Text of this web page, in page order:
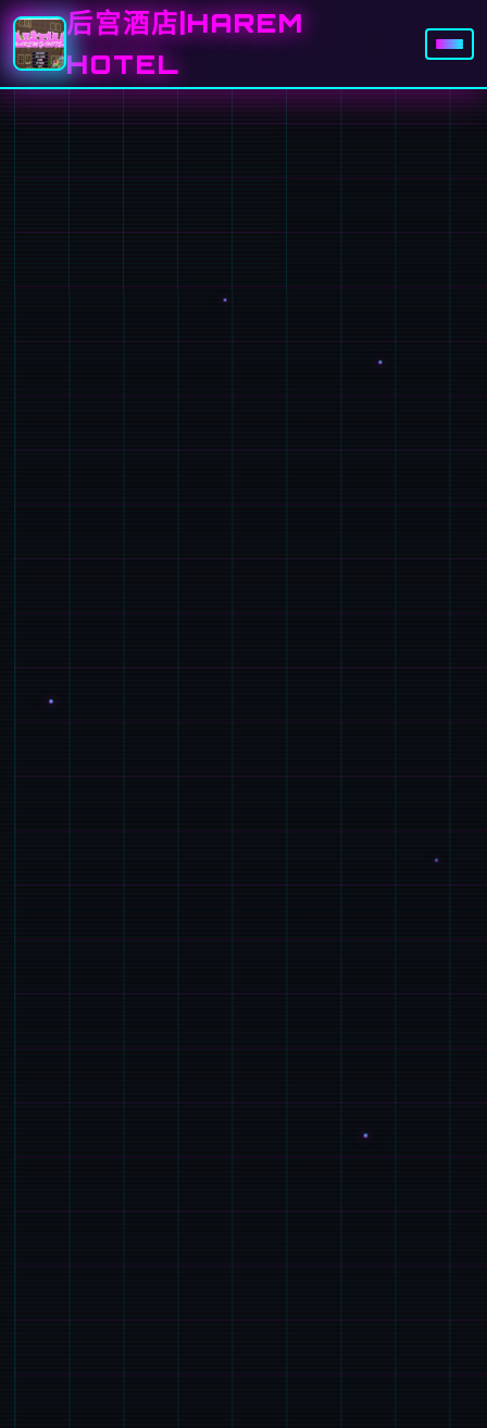
后宫酒店|HAREM
HOTEL